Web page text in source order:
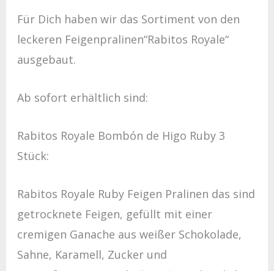
Für Dich haben wir das Sortiment von den
leckeren Feigenpralinen“Rabitos Royale“
ausgebaut.
Ab sofort erhältlich sind:
Rabitos Royale Bombón de Higo Ruby 3
Stück:
Rabitos Royale Ruby Feigen Pralinen das sind
getrocknete Feigen, gefüllt mit einer
cremigen Ganache aus weißer Schokolade,
Sahne, Karamell, Zucker und